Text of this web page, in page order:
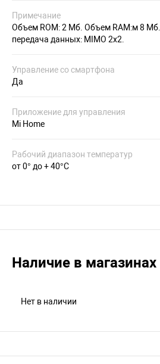
Примечание
Объем ROM: 2 Мб. Объем RAM:м 8
передача данных: MIMO 2x2.
Управление со смартфона
Да
Приложение для управления
Mi Home
Рабочий диапазон температур
от 0° до + 40°С
Наличие в магазинах
Нет в наличии